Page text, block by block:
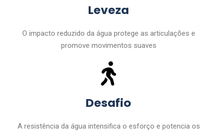
Leveza
O impacto reduzido da água protege as articulações e
promove movimentos suaves
Desafio
A resistência da água intensifica o esforço e potencia os